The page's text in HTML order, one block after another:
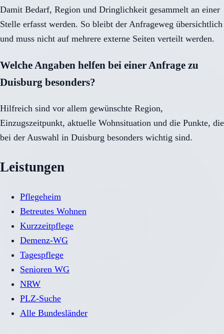
Damit Bedarf, Region und Dringlichkeit gesammelt an einer
Stelle erfasst werden. So bleibt der Anfrageweg übersichtlich
und muss nicht auf mehrere externe Seiten verteilt werden.
Welche Angaben helfen bei einer Anfrage zu
Duisburg besonders?
Hilfreich sind vor allem gewünschte Region,
Einzugszeitpunkt, aktuelle Wohnsituation und die Punkte, die
bei der Auswahl in Duisburg besonders wichtig sind.
Leistungen
Pflegeheim
Betreutes Wohnen
Kurzzeitpflege
Demenz-WG
Tagespflege
Senioren WG
NRW
PLZ-Suche
Alle Bundesländer